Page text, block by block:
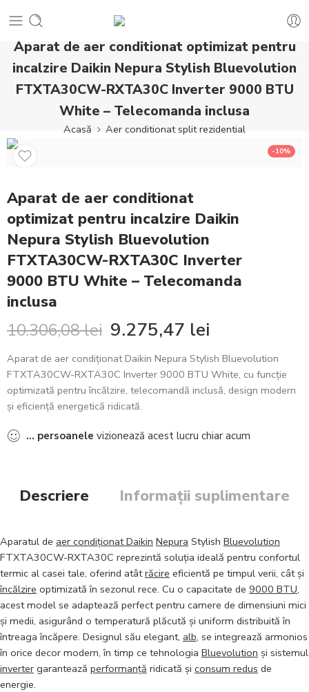
Aparat de aer conditionat optimizat pentru
incalzire Daikin Nepura Stylish Bluevolution
FTXTA30CW-RXTA30C Inverter 9000 BTU
White – Telecomanda inclusa
Acasă Aer conditionat split rezidential
-10%
Aparat de aer conditionat
optimizat pentru incalzire Daikin
Nepura Stylish Bluevolution
FTXTA30CW-RXTA30C Inverter
9000 BTU White – Telecomanda
inclusa
10.306,08lei 9.275,47 lei
Aparat de aer condiționat Daikin Nepura Stylish Bluevolution
FTXTA30CW-RXTA30C Inverter 9000 BTU White, cu funcție
optimizată pentru încălzire, telecomandă inclusă, design modern
și eficiență energetică ridicată.
... persoanele vizionează acest lucru chiar acum
Descriere Informații suplimentare
Aparatul de aer condiționat Daikin Nepura Stylish Bluevolution
FTXTA30CW-RXTA30C reprezintă soluția ideală pentru confortul
termic al casei tale, oferind atâtrăcire eficientă pe timpul verii, cât și
încălzire optimizată în sezonul rece. Cu o capacitate de 9000 BTU,
acest model se adaptează perfect pentru camere de dimensiuni mici
și medii, asigurând o temperatură plăcută și uniform distribuită în
întreaga încăpere. Designul său elegant, alb, se integrează armonios
în orice decor modern, în timp ce tehnologia Bluevolution și sistemul
inverter garantează performanță ridicată și consum redus de
energie.